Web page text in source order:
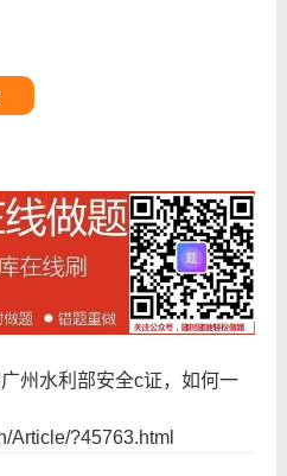
州水利部安全c证，如何一
Article/?45763.html